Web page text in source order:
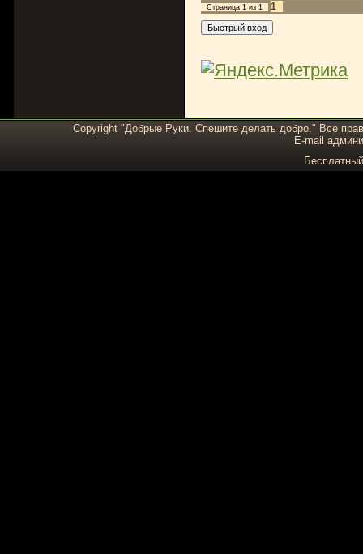
Страница 1 из 1 1
Copyright "Добрые Руки. Спешите делать добро." Все
E-mail